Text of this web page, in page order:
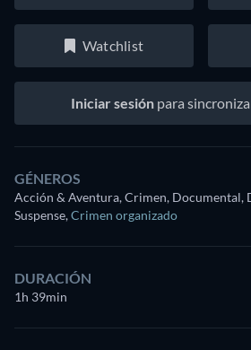
Watchlist
Iniciar sesión para
GÉNEROS
Acción & Aventura, Crimen, Documental,
Suspense,Crimen organizado
DURACIÓN
1h 39min